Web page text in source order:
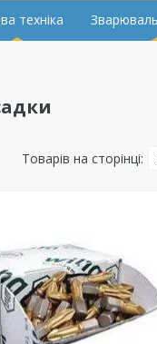
техніка